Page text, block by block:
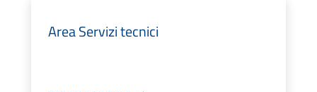
Area Servizi tecnici